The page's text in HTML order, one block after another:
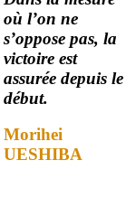
où l’on ne
s’oppose pas, la
victoire est
assurée depuis le
début.
Morihei
UESHIBA